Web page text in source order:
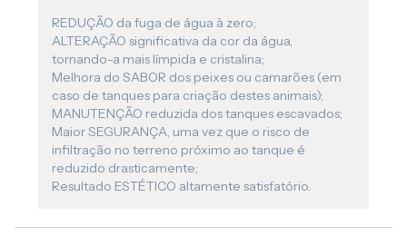
REDUÇÃO da fuga de água à zero;
ALTERAÇÃO significativa da cor da água,
tornando-a mais límpida e cristalina;
Melhora do SABOR dos peixes ou camarões (em
caso de tanques para criação destes animais);
MANUTENÇÃO reduzida dos tanques escavados;
Maior SEGURANÇA, uma vez que o risco de
infiltração no terreno próximo ao tanque é
reduzido drasticamente;
Resultado ESTÉTICO altamente satisfatório.